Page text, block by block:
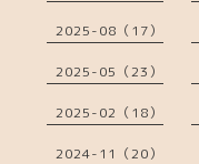
2025-08（17）
2025-05（23）
2025-02（18）
2024-11（20）